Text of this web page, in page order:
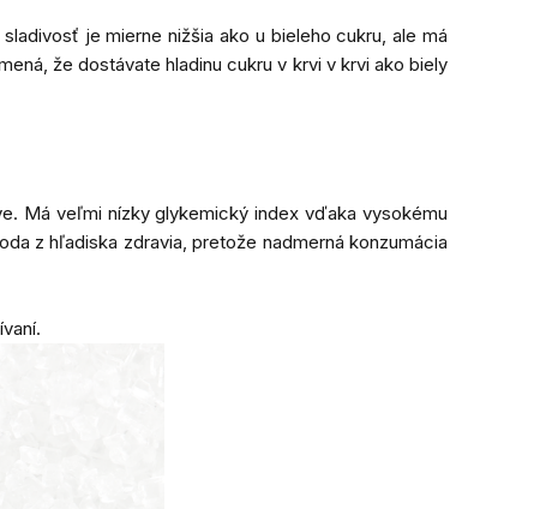
je mierne nižšia ako u bieleho cukru, ale má
že dostávate hladinu cukru v krvi v krvi ako biely
Má veľmi nízky glykemický index vďaka vysokému
z hľadiska zdravia, pretože nadmerná konzumácia